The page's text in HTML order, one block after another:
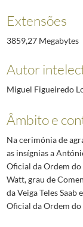
Extensões
3859,27 Megabytes
Autor
Miguel Figueiredo
Âmbito e
Na cerimónia de
as insígnias a
Oficial da Ordem
Watt, grau de
da Veiga Teles Saab
Oficial da Ordem